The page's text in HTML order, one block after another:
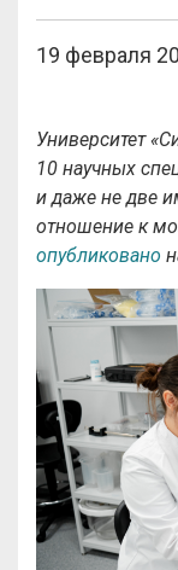
19 февраля
Университет
10 научных
и даже не две
отношение к
опубликовано